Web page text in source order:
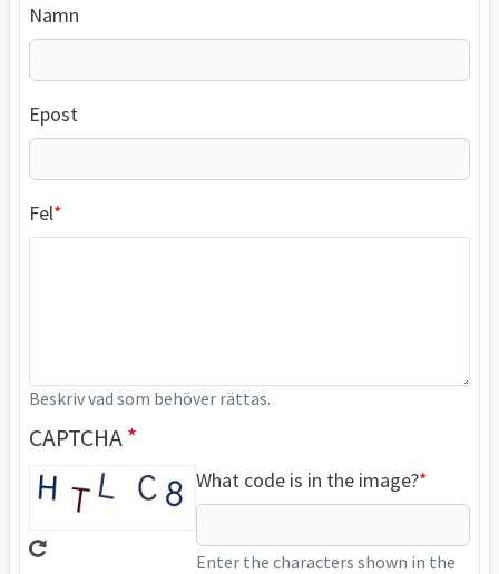
Namn
Epost
Fel
Beskriv vad som behöver rättas.
CAPTCHA
What code is in the image?
Enter the characters shown in the